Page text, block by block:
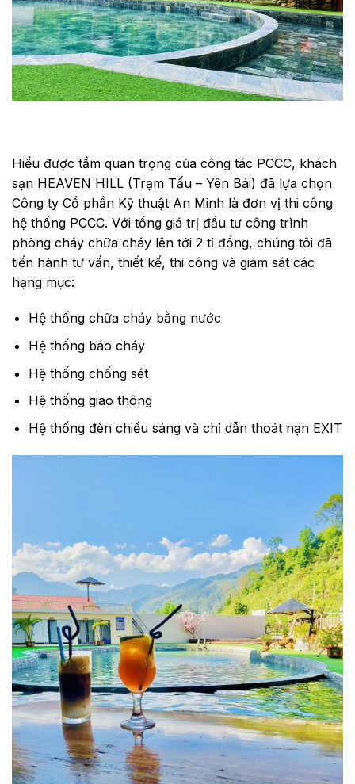
Hiểu được tầm quan trọng của công tác PCCC, khách
sạn HEAVEN HILL (Trạm Tấu – Yên Bái) đã lựa chọn
Công ty Cổ phần Kỹ thuật An Minh là đơn vị thi công
hệ thống PCCC. Với tổng giá trị đầu tư công trình
phòng cháy chữa cháy lên tới 2 tỉ đồng, chúng tôi đã
tiến hành tư vấn, thiết kế, thi công và giám sát các
hạng mục:
Hệ thống chữa cháy bằng nước
Hệ thống báo cháy
Hệ thống chống sét
Hệ thống giao thông
Hệ thống đèn chiếu sáng và chỉ dẫn thoát nạn EXIT